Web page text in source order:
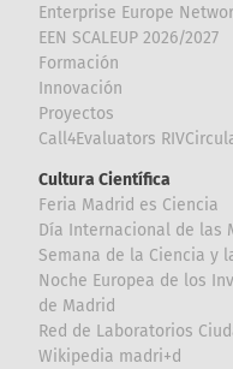
Enterprise Europe
EEN SCALEUP 2026/2027
Formación
Innovación
Proyectos
Call4Evaluators
Cultura Científica
Feria Madrid es Ciencia
Día Internacional de las
Semana de la Ciencia y
Noche Europea de los
de Madrid
Red de Laboratorios
Wikipedia madri+d